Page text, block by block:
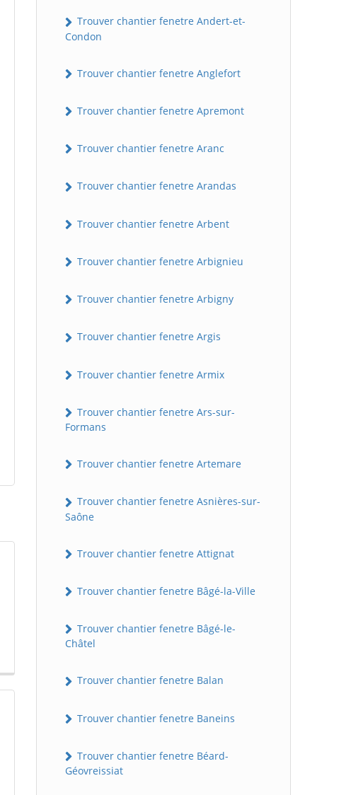
Trouver chantier fenetre Andert-et-
Condon
Trouver chantier fenetre Anglefort
Trouver chantier fenetre Apremont
Trouver chantier fenetre Aranc
Trouver chantier fenetre Arandas
Trouver chantier fenetre Arbent
Trouver chantier fenetre Arbignieu
Trouver chantier fenetre Arbigny
Trouver chantier fenetre Argis
Trouver chantier fenetre Armix
Trouver chantier fenetre Ars-sur-
Formans
Trouver chantier fenetre Artemare
Trouver chantier fenetre Asnières-sur-
Saône
Trouver chantier fenetre Attignat
Trouver chantier fenetre Bâgé-la-Ville
Trouver chantier fenetre Bâgé-le-
Châtel
Trouver chantier fenetre Balan
Trouver chantier fenetre Baneins
Trouver chantier fenetre Béard-
Géovreissiat